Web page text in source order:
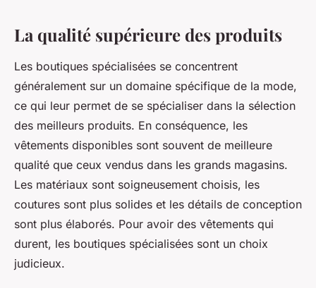
La qualité supérieure des produits
Les boutiques spécialisées se concentrent
généralement sur un domaine spécifique de la mode,
ce qui leur permet de se spécialiser dans la sélection
des meilleurs produits. En conséquence, les
vêtements disponibles sont souvent de meilleure
qualité que ceux vendus dans les grands magasins.
Les matériaux sont soigneusement choisis, les
coutures sont plus solides et les détails de conception
sont plus élaborés. Pour avoir des vêtements qui
durent, les boutiques spécialisées sont un choix
judicieux.